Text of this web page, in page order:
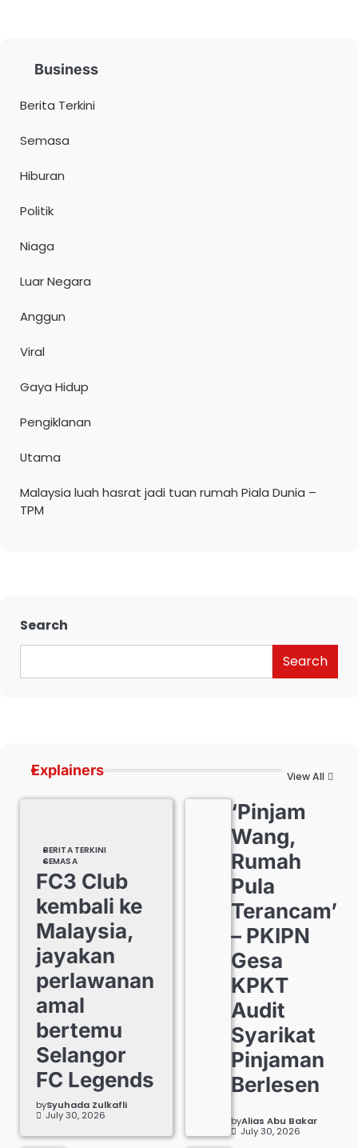
Business
Berita Terkini
Semasa
Hiburan
Politik
Niaga
Luar Negara
Anggun
Viral
Gaya Hidup
Pengiklanan
Utama
Malaysia luah hasrat jadi tuan rumah Piala Dunia –
TPM
Search
Search
Explainers View All
BERITA TERKINI
SEMASA
FC3 Club
kembali ke
Malaysia,
jayakan
perlawanan
amal
bertemu
Selangor
FC Legends
bySyuhada Zulkafli
July 30, 2026
‘Pinjam
Wang,
Rumah
Pula
Terancam’
– PKIPN
Gesa
KPKT
Audit
Syarikat
Pinjaman
Berlesen
byAlias Abu Bakar
July 30, 2026